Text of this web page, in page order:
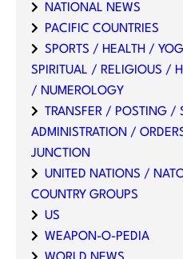
NATIONAL NEWS
PACIFIC COUNTRIES
SPORTS / HEALTH /
SPIRITUAL / RELIGIOUS /
/ NUMEROLOGY
TRANSFER / POSTING /
ADMINISTRATION /
JUNCTION
UNITED NATIONS /
COUNTRY GROUPS
US
WEAPON-O-PEDIA